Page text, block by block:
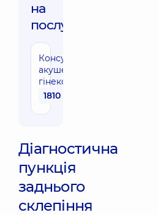
на
послуги:
Консультація
акушера-
гінеколога
1810 грн
Діагностична
пункція
заднього
склепіння